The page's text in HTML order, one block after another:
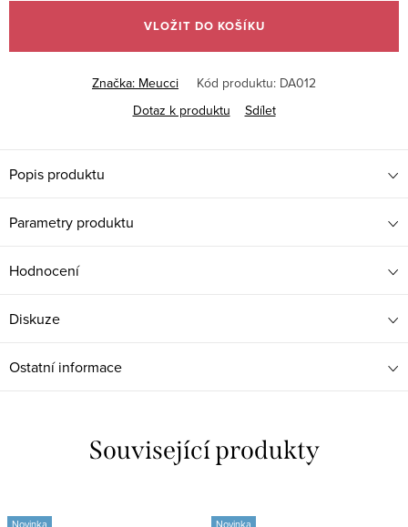
cena:
VLOŽIT DO KOŠÍKU
Značka: Meucci Kód produktu: DA012
Dotaz k produktu
Sdílet
Popis produktu
Parametry produktu
Hodnocení
Diskuze
Ostatní informace
Související produkty
Novinka
Novinka